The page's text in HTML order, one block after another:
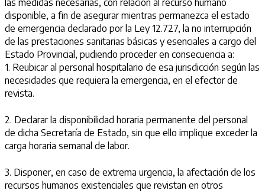
las medidas necesarias, con relación al recurso humano
disponible, a fin de asegurar mientras permanezca el estado
de emergencia declarado por la Ley 12.727, la no interrupción
de las prestaciones sanitarias básicas y esenciales a cargo del
Estado Provincial, pudiendo proceder en consecuencia a:
1. Reubicar al personal hospitalario de esa jurisdicción según las
necesidades que requiera la emergencia, en el efector de
revista.
2. Declarar la disponibilidad horaria permanente del personal
de dicha Secretaría de Estado, sin que ello implique exceder la
carga horaria semanal de labor.
3. Disponer, en caso de extrema urgencia, la afectación de los
recursos humanos existenciales que revistan en otros